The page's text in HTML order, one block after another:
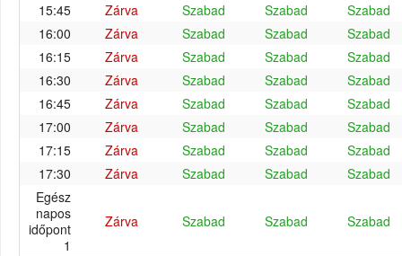
15:45
Zárva Szabad Szabad
Szabad
16:00
Zárva Szabad Szabad
Szabad
16:15
Zárva Szabad Szabad
Szabad
16:30
Zárva Szabad Szabad
Szabad
16:45
Zárva Szabad Szabad
Szabad
17:00
Zárva Szabad Szabad
Szabad
17:15
Zárva Szabad Szabad
Szabad
17:30
Zárva Szabad Szabad
Szabad
Egész
napos
időpont
1
Zárva Szabad Szabad Szabad